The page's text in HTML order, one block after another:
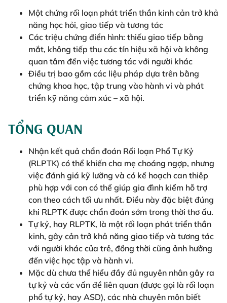
Một chứng rối loạn phát triển thần kinh cản trở khả
năng học hỏi, giao tiếp và tương tác
Các triệu chứng điển hình: thiếu giao tiếp bằng
mắt, không tiếp thu các tín hiệu xã hội và không
quan tâm đến việc tương tác với người khác
Điều trị bao gồm các liệu pháp dựa trên bằng
chứng khoa học, tập trung vào hành vi và phát
triển kỹ năng cảm xúc – xã hội.
TỔNG QUAN
Nhận kết quả chẩn đoán Rối loạn Phổ Tự Kỷ
(RLPTK) có thể khiến cha mẹ choáng ngợp, nhưng
việc đánh giá kỹ lưỡng và có kế hoạch can thiêp
phù hợp với con có thể giúp gia đình kiểm hỗ trợ
con theo cách tối ưu nhất. Điều này đặc biệt đúng
khi RLPTK được chẩn đoán sớm trong thời thơ ấu.
Tự kỷ, hay RLPTK, là một rối loạn phát triển thần
kinh, gây cản trở khả năng giao tiếp và tương tác
với người khác của trẻ, đồng thời cũng ảnh hưởng
đến việc học tập và hành vi.
Mặc dù chưa thể hiểu đầy đủ nguyên nhân gây ra
tự kỷ và các vấn đề liên quan (được gọi là rối loạn
phổ tự kỷ, hay ASD), các nhà chuyên môn biết